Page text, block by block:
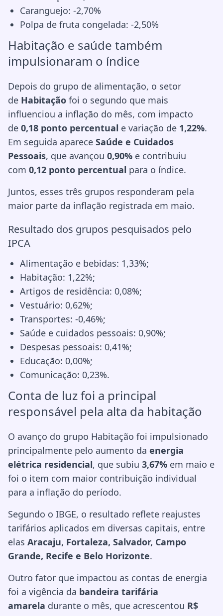
Caranguejo: -2,70%
Polpa de fruta congelada: -2,50%
Habitação e saúde também
impulsionaram o índice
Depois do grupo de alimentação, o setor
de Habitação foi o segundo que mais
influenciou a inflação do mês, com impacto
de 0,18 ponto percentual e variação de 1,22%.
Em seguida aparece Saúde e Cuidados
Pessoais, que avançou 0,90% e contribuiu
com 0,12 ponto percentual para o índice.
Juntos, esses três grupos responderam pela
maior parte da inflação registrada em maio.
Resultado dos grupos pesquisados pelo
IPCA
Alimentação e bebidas: 1,33%;
Habitação: 1,22%;
Artigos de residência: 0,08%;
Vestuário: 0,62%;
Transportes: -0,46%;
Saúde e cuidados pessoais: 0,90%;
Despesas pessoais: 0,41%;
Educação: 0,00%;
Comunicação: 0,23%.
Conta de luz foi a principal
responsável pela alta da habitação
O avanço do grupo Habitação foi impulsionado
principalmente pelo aumento da energia
elétrica residencial, que subiu 3,67% em maio e
foi o item com maior contribuição individual
para a inflação do período.
Segundo o IBGE, o resultado reflete reajustes
tarifários aplicados em diversas capitais, entre
elas Aracaju, Fortaleza, Salvador, Campo
Grande, Recife e Belo Horizonte.
Outro fator que impactou as contas de energia
foi a vigência da bandeira tarifária
amarela durante o mês, que acrescentou R$